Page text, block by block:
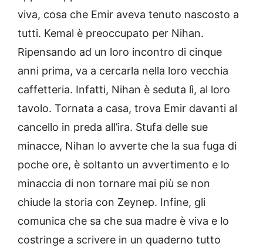
viva, cosa che Emir aveva tenuto nascosto a
tutti. Kemal è preoccupato per Nihan.
Ripensando ad un loro incontro di cinque
anni prima, va a cercarla nella loro vecchia
caffetteria. Infatti, Nihan è seduta lì, al loro
tavolo. Tornata a casa, trova Emir davanti al
cancello in preda all’ira. Stufa delle sue
minacce, Nihan lo avverte che la sua fuga di
poche ore, è soltanto un avvertimento e lo
minaccia di non tornare mai più se non
chiude la storia con Zeynep. Infine, gli
comunica che sa che sua madre è viva e lo
costringe a scrivere in un quaderno tutto